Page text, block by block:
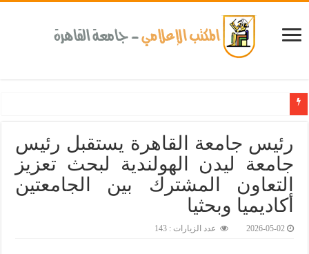
رئيس جامعة القاهرة يستقبل رئيس
جامعة ليدن الهولندية لبحث تعزيز
التعاون المشترك بين الجامعتين
أكاديميا وبحثيا
2026-05-02 عدد الزيارات : 143